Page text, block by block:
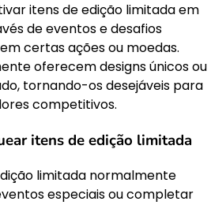
itens de edição limitada em
de eventos e desafios
certas ações ou moedas.
oferecem designs únicos ou
tornando-os desejáveis para
competitivos.
itens de edição limitada
limitada normalmente
especiais ou completar